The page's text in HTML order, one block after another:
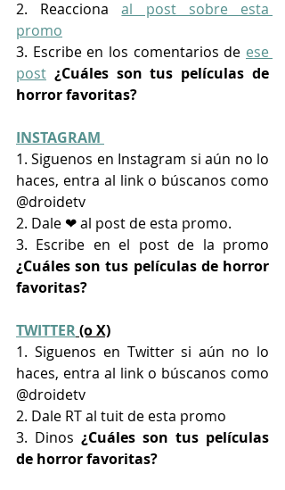
2. Reacciona al post sobre esta
promo
3. Escribe en los comentarios de ese
post ¿Cuáles son tus películas de
horror favoritas?
INSTAGRAM
1. Siguenos en Instagram si aún no lo
haces, entra al link o búscanos como
@droidetv
2. Dale ❤ al post de esta promo.
¿Cuáles son tus películas de horror
favoritas?
TWITTER (o X)
1. Siguenos en Twitter si aún no lo
haces, entra al link o búscanos como
@droidetv
2. Dale RT al tuit de esta promo
3. Dinos ¿Cuáles son tus películas
de horror favoritas?